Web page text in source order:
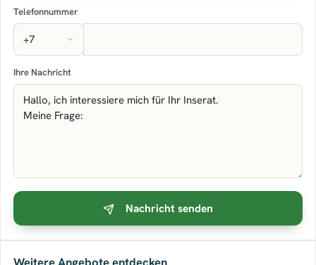
Telefonnummer
Ihre Nachricht
Nachricht senden